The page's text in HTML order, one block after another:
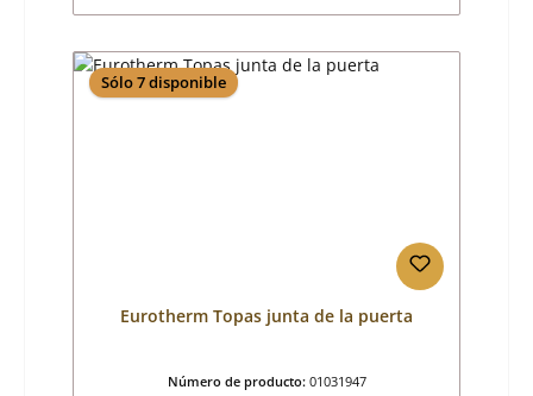
Sólo 7 disponible
Eurotherm Topas junta de la puerta
Número de producto: 01031947